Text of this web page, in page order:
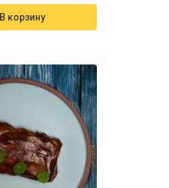
В корзину